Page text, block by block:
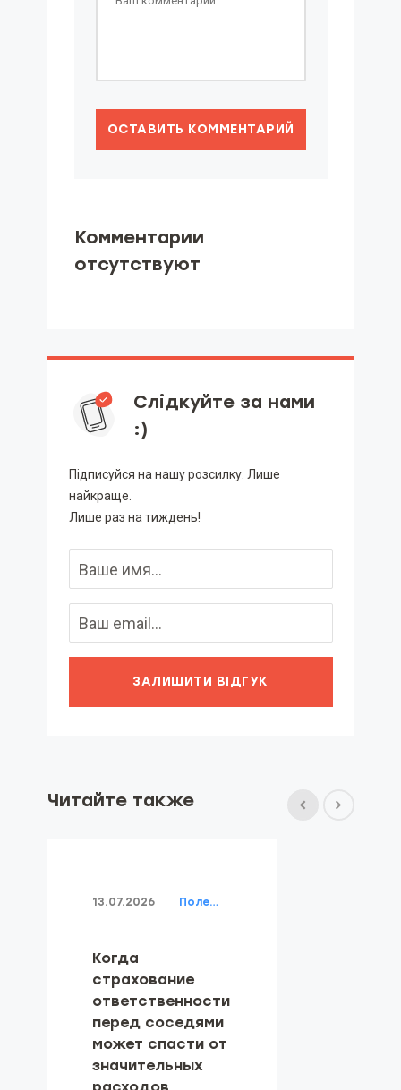
ОСТАВИТЬ КОММЕНТАРИЙ
Комментарии
отсутствуют
Слідкуйте за нами
:)
Підписуйся на нашу розсилку. Лише
найкраще.
Лише раз на тиждень!
ЗАЛИШИТИ ВІДГУК
Читайте также
Полезное о страховании
13.07.2026
Когда
страхование
ответственности
перед соседями
может спасти от
значительных